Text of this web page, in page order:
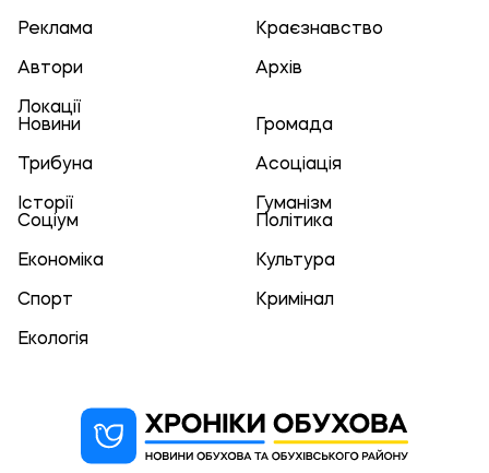
Реклама Краєзнавство
Автори Архів
Локації
Новини
Громада
Трибуна Асоціація
Історії
Гуманізм
Соціум
Політика
Економіка Культура
Спорт Кримінал
Екологія